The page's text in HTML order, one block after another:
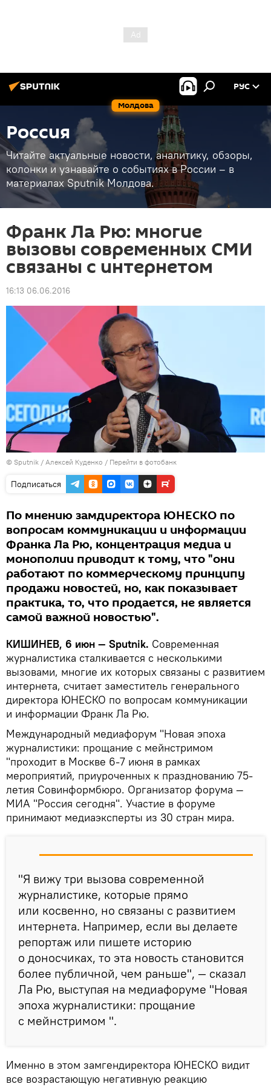
Молдова
РУС
Россия
Читайте актуальные новости, аналитику, обзоры,
колонки и узнавайте о событиях в России – в
материалах Sputnik Молдова.
Франк Ла Рю: многие
вызовы современных СМИ
связаны с интернетом
16:13 06.06.2016
© Sputnik / Алексей Куденко / Перейти в фотобанк
Подписаться
По мнению замдиректора ЮНЕСКО по
вопросам коммуникации и информации
Франка Ла Рю, концентрация медиа и
монополии приводит к тому, что "они
работают по коммерческому принципу
продажи новостей, но, как показывает
практика, то, что продается, не является
самой важной новостью".
КИШИНЕВ, 6 июн — Sputnik. Современная
журналистика сталкивается с несколькими
вызовами, многие их которых связаны с развитием
интернета, считает заместитель генерального
директора ЮНЕСКО по вопросам коммуникации
и информации Франк Ла Рю.
Международный медиафорум "Новая эпоха
журналистики: прощание с мейнстримом
"проходит в Москве 6-7 июня в рамках
мероприятий, приуроченных к празднованию 75-
летия Совинформбюро. Организатор форума —
МИА "Россия сегодня". Участие в форуме
принимают медиаэксперты из 30 стран мира.
"Я вижу три вызова современной
журналистике, которые прямо
или косвенно, но связаны с развитием
интернета. Например, если вы делаете
репортаж или пишете историю
о доносчиках, то эта новость становится
более публичной, чем раньше", — сказал
Ла Рю, выступая на медиафоруме "Новая
эпоха журналистики: прощание
с мейнстримом ".
Именно в этом замгендиректора ЮНЕСКО видит
все возрастающую негативную реакцию